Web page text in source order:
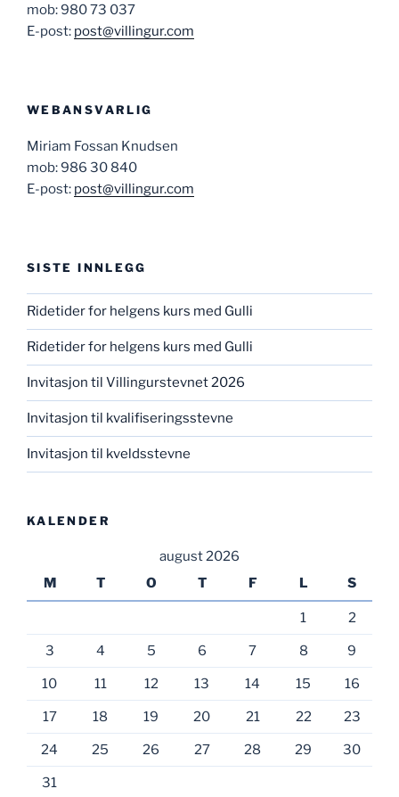
mob: 980 73 037
E-post: post@villingur.com
WEBANSVARLIG
Miriam Fossan Knudsen
mob: 986 30 840
E-post: post@villingur.com
SISTE INNLEGG
Ridetider for helgens kurs med Gulli
Ridetider for helgens kurs med Gulli
Invitasjon til Villingurstevnet 2026
Invitasjon til kvalifiseringsstevne
Invitasjon til kveldsstevne
KALENDER
august 2026
M
T O T F L S
1 2
3 4 5 6 7 8 9
10 11 12 13 14 15 16
17 18 19 20 21 22 23
24 25 26 27 28 29 30
31